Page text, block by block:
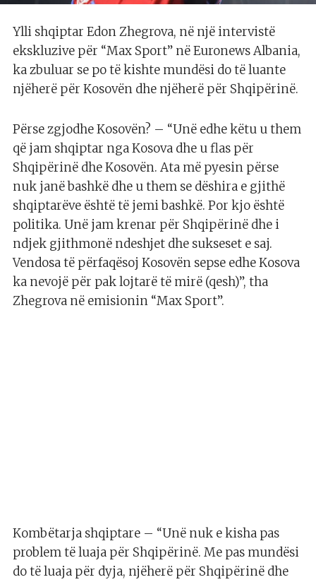
Ylli shqiptar Edon Zhegrova, në një intervistë
ekskluzive për “Max Sport” në Euronews Albania,
ka zbuluar se po të kishte mundësi do të luante
njëherë për Kosovën dhe njëherë për Shqipërinë.
Përse zgjodhe Kosovën? – “Unë edhe këtu u them
që jam shqiptar nga Kosova dhe u flas për
Shqipërinë dhe Kosovën. Ata më pyesin përse
nuk janë bashkë dhe u them se dëshira e gjithë
shqiptarëve është të jemi bashkë. Por kjo është
politika. Unë jam krenar për Shqipërinë dhe i
ndjek gjithmonë ndeshjet dhe sukseset e saj.
Vendosa të përfaqësoj Kosovën sepse edhe Kosova
ka nevojë për pak lojtarë të mirë (qesh)”, tha
Zhegrova në emisionin “Max Sport”.
Kombëtarja shqiptare – “Unë nuk e kisha pas
problem të luaja për Shqipërinë. Me pas mundësi
do të luaja për dyja, njëherë për Shqipërinë dhe